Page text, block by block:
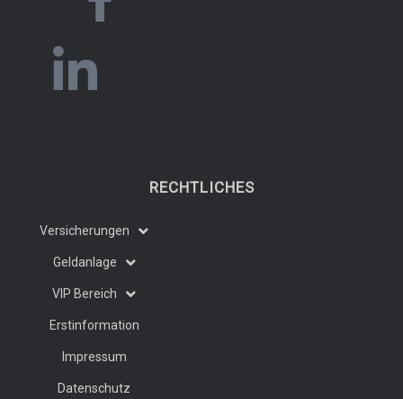
RECHTLICHES
Versicherungen
Geldanlage
VIP Bereich
Erstinformation
Impressum
Datenschutz